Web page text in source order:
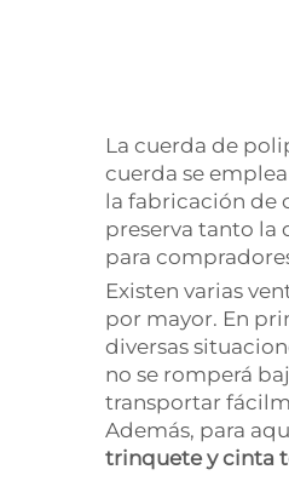
La cuerda de
cuerda se
la fabricación de
preserva tanto la
para
Existen varias
por mayor. En
diversas
no se romperá
transportar
Además, para
trinquete y cinta